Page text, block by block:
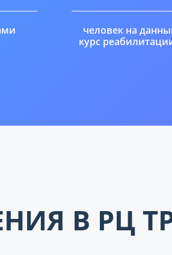
человек на
курс
В РЦ